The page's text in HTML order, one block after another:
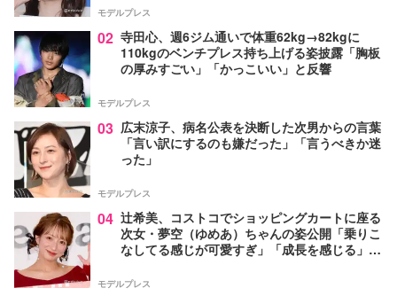
モデルプレス
02 寺田心、週6ジム通いで体重62kg→82kgに
110kgのベンチプレス持ち上げる姿披露「胸板
の厚みすごい」「かっこいい」と反響
モデルプレス
03 広末涼子、病名公表を決断した次男からの言葉
「言い訳にするのも嫌だった」「言うべきか迷
った」
モデルプレス
04 辻希美、コストコでショッピングカートに座る
次女・夢空（ゆめあ）ちゃんの姿公開「乗りこ
なしてる感じが可愛すぎ」「成長を感じる」の
モデルプレス